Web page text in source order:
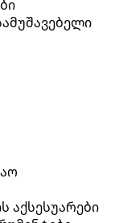
აქსესუარები